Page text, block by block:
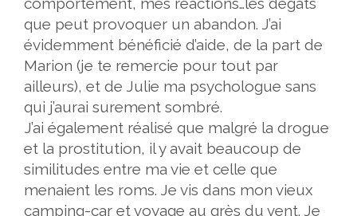
que peut provoquer un abandon. J’ai
évidemment bénéficié d’aide, de la part de
Marion (je te remercie pour tout par
ailleurs), et de Julie ma psychologue sans
qui j’aurai surement sombré.
J’ai également réalisé que malgré la drogue
et la prostitution, il y avait beaucoup de
similitudes entre ma vie et celle que
menaient les roms. Je vis dans mon vieux
camping-car et voyage au grès du vent. Je